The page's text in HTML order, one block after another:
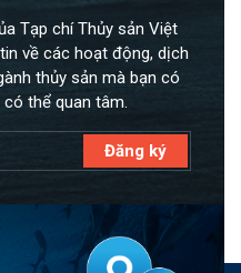
Tạp chí Thủy sản Việt
về các hoạt động, dịch
thủy sản mà bạn có
thể quan tâm.